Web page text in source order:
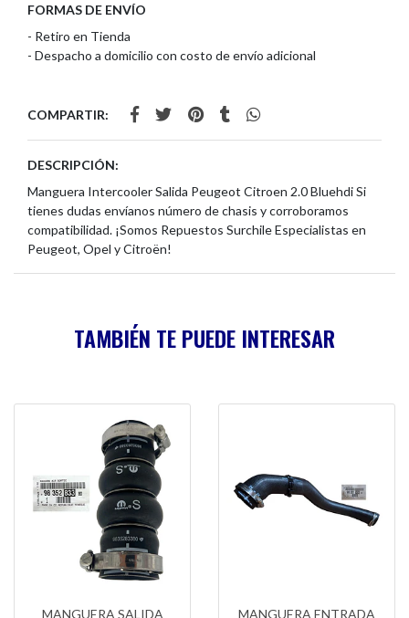
FORMAS DE ENVÍO
- Retiro en Tienda
- Despacho a domicilio con costo de envío adicional
COMPARTIR:
DESCRIPCIÓN:
Manguera Intercooler Salida Peugeot Citroen 2.0 Bluehdi Si
tienes dudas envíanos número de chasis y corroboramos
compatibilidad. ¡Somos Repuestos Surchile Especialistas en
Peugeot, Opel y Citroën!
TAMBIÉN TE PUEDE INTERESAR
MANGUERA SALIDA MANGUERA ENTRADA